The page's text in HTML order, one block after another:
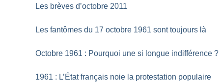
Les brèves d’octobre 2011
Les fantômes du 17 octobre 1961 sont toujours là
Octobre 1961 : Pourquoi une si longue indifférence ?
1961 : L’État français noie la protestation populaire